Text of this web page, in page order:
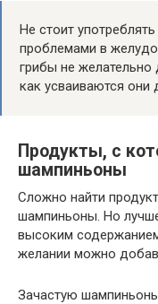
Не стоит
проблемами в
грибы не желательно
как усваиваются они
Продукты, с
шампиньоны
Сложно найти
шампиньоны. Но
высоким
желании можно
Зачастую